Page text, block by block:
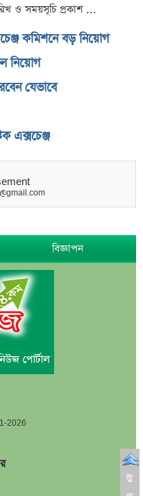
ও সময়সূচি প্রকাশ ...
কমিশনে বড় নিয়োগ
নিয়োগ
যেভাবে
এক্সচেঞ্জ
বিজ্ঞাপন
2026
উ